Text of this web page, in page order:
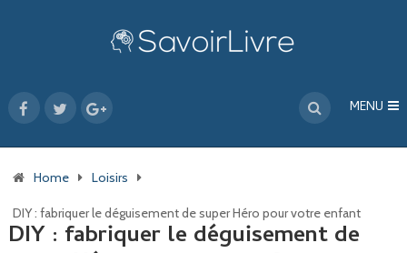
MENU
Home Loisirs
DIY : fabriquer le déguisement de super Héro pour votre enfant
DIY : fabriquer le déguisement de